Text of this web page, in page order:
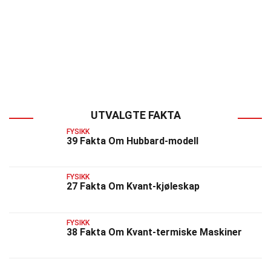
UTVALGTE FAKTA
FYSIKK
39 Fakta Om Hubbard-modell
FYSIKK
27 Fakta Om Kvant-kjøleskap
FYSIKK
38 Fakta Om Kvant-termiske Maskiner